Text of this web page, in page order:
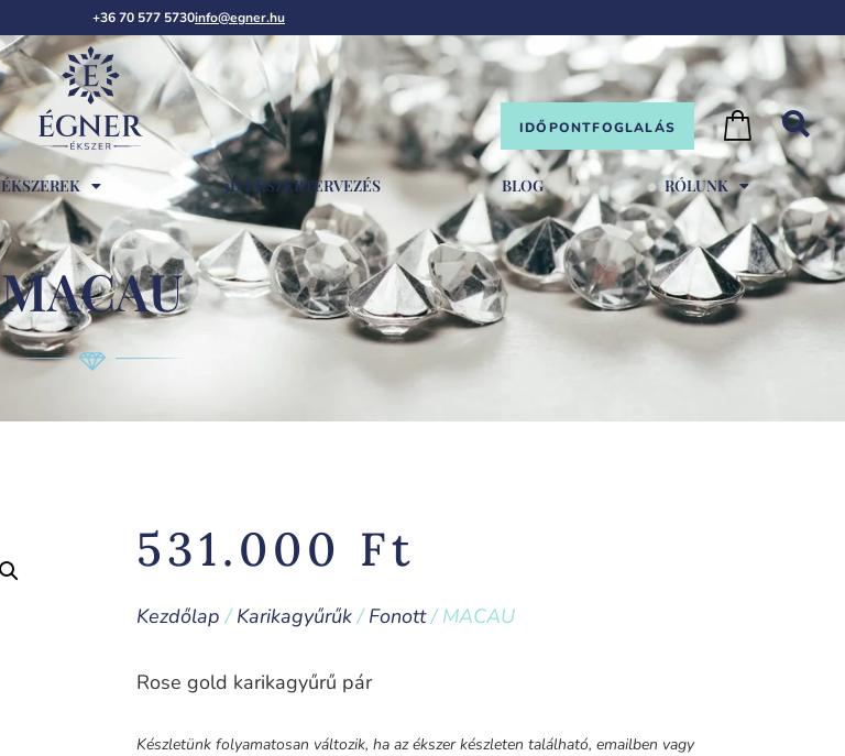
+36 70 577 5730info@egner.hu
IDŐPONTFOGLALÁS
ÉKSZEREK 3D ÉKSZERTERVEZÉS BLOG RÓLUNK
MACAU
531.000 Ft
Kezdőlap /Karikagyűrűk/Fonott/ MACAU
Rose gold karikagyűrű pár
Készletünk folyamatosan változik, ha az ékszer készleten található, emailben vagy